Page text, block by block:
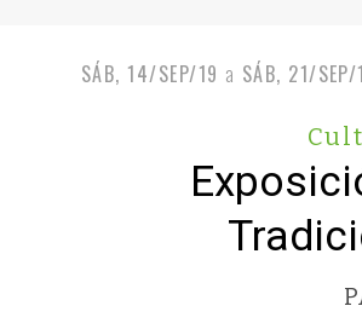
SÁB, 14/SEP/19 a SÁB, 21/SEP/